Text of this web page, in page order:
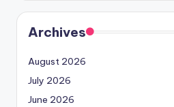
Archives
August 2026
July 2026
June 2026